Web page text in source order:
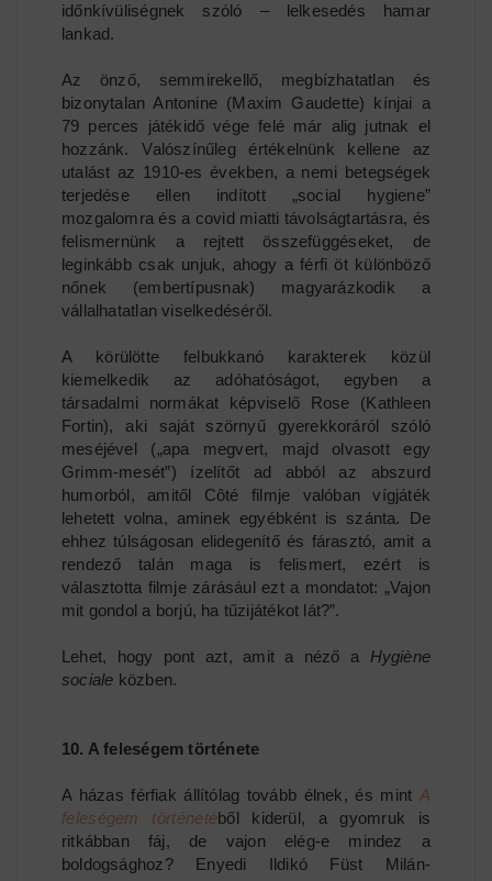
időnkívüliségnek szóló – lelkesedés hamar
lankad.
Az önző, semmirekellő, megbízhatatlan és
bizonytalan Antonine (Maxim Gaudette) kínjai a
79 perces játékidő vége felé már alig jutnak el
hozzánk. Valószínűleg értékelnünk kellene az
utalást az 1910-es években, a nemi betegségek
terjedése ellen indított „social hygiene”
mozgalomra és a covid miatti távolságtartásra, és
felismernünk a rejtett összefüggéseket, de
leginkább csak unjuk, ahogy a férfi öt különböző
nőnek (embertípusnak) magyarázkodik a
vállalhatatlan viselkedéséről.
A körülötte felbukkanó karakterek közül
kiemelkedik az adóhatóságot, egyben a
társadalmi normákat képviselő Rose (Kathleen
Fortin), aki saját szörnyű gyerekkoráról szóló
meséjével („apa megvert, majd olvasott egy
Grimm-mesét”) ízelítőt ad abból az abszurd
humorból, amitől Côté filmje valóban vígjáték
lehetett volna, aminek egyébként is szánta. De
ehhez túlságosan elidegenítő és fárasztó, amit a
rendező talán maga is felismert, ezért is
választotta filmje zárásául ezt a mondatot: „Vajon
mit gondol a borjú, ha tűzijátékot lát?”.
Lehet, hogy pont azt, amit a néző a Hygiène
sociale közben.
10. A feleségem története
A házas férfiak állítólag tovább élnek, és mint A
feleségem történetéből kiderül, a gyomruk is
ritkábban fáj, de vajon elég-e mindez a
boldogsághoz? Enyedi Ildikó Füst Milán-